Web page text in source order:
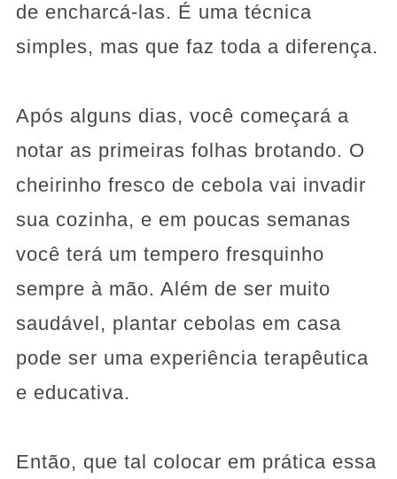
de encharcá-las. É uma técnica
simples, mas que faz toda a diferença.
Após alguns dias, você começará a
notar as primeiras folhas brotando. O
cheirinho fresco de cebola vai invadir
sua cozinha, e em poucas semanas
você terá um tempero fresquinho
sempre à mão. Além de ser muito
saudável, plantar cebolas em casa
pode ser uma experiência terapêutica
e educativa.
Então, que tal colocar em prática essa